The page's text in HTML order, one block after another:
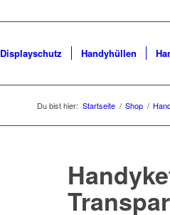
Displayschutz Handyhüllen
Du bist hier: Startseite / Shop /